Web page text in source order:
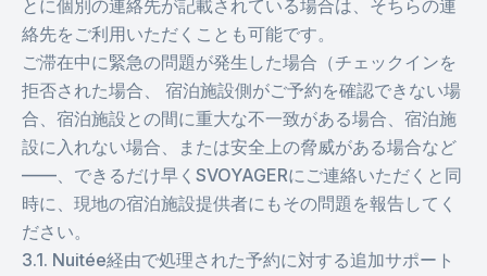
とに個別の連絡先が記載されている場合は、そちらの連
絡先をご利用いただくことも可能です。
ご滞在中に緊急の問題が発生した場合（チェックインを
拒否された場合、 宿泊施設側がご予約を確認できない場
合、宿泊施設との間に重大な不一致がある場合、宿泊施
設に入れない場合、または安全上の脅威がある場合など
——、できるだけ早くSVOYAGERにご連絡いただくと同
時に、現地の宿泊施設提供者にもその問題を報告してく
ださい。
3.1. Nuitée経由で処理された予約に対する追加サポート